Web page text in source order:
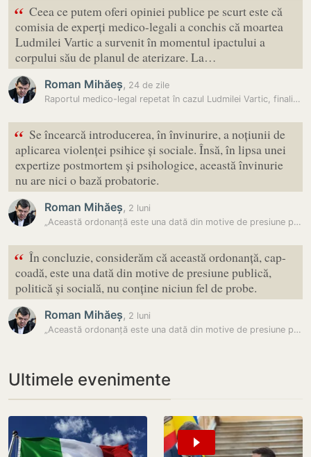
“ Ceea ce putem oferi opiniei publice pe scurt este că
comisia de experți medico-legali a conchis că moartea
Ludmilei Vartic a survenit în momentul ipactului a
corpului său de planul de aterizare. La…
Roman Mihăeș, 24 de zile
Raportul medico-legal repetat în cazul Ludmilei Vartic, finalizat:…
“ Se încearcă introducerea, în învinurire, a noțiunii de
aplicarea violenței psihice și sociale. Însă, în lipsa unei
expertize postmortem și psihologice, această învinurie
nu are nici o bază probatorie.
Roman Mihăeș, 2 luni
„Această ordonanță este una dată din motive de presiune publică”:…
“ În concluzie, considerăm că această ordonanță, cap-
coadă, este una dată din motive de presiune publică,
politică și socială, nu conține niciun fel de probe.
Roman Mihăeș, 2 luni
„Această ordonanță este una dată din motive de presiune publică”:…
Ultimele evenimente